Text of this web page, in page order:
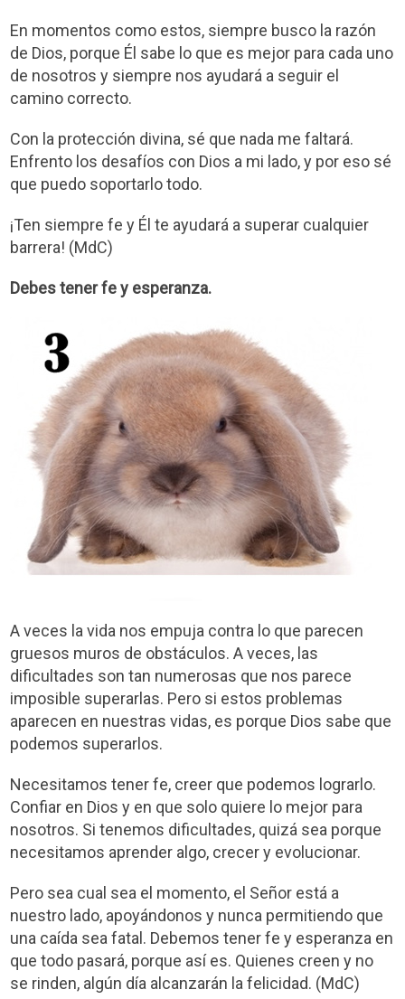
En momentos como estos, siempre busco la razón
de Dios, porque Él sabe lo que es mejor para cada uno
de nosotros y siempre nos ayudará a seguir el
camino correcto.
Con la protección divina, sé que nada me faltará.
Enfrento los desafíos con Dios a mi lado, y por eso sé
que puedo soportarlo todo.
¡Ten siempre fe y Él te ayudará a superar cualquier
barrera! (MdC)
Debes tener fe y esperanza.
A veces la vida nos empuja contra lo que parecen
gruesos muros de obstáculos. A veces, las
dificultades son tan numerosas que nos parece
imposible superarlas. Pero si estos problemas
aparecen en nuestras vidas, es porque Dios sabe que
podemos superarlos.
Necesitamos tener fe, creer que podemos lograrlo.
Confiar en Dios y en que solo quiere lo mejor para
nosotros. Si tenemos dificultades, quizá sea porque
necesitamos aprender algo, crecer y evolucionar.
Pero sea cual sea el momento, el Señor está a
nuestro lado, apoyándonos y nunca permitiendo que
una caída sea fatal. Debemos tener fe y esperanza en
que todo pasará, porque así es. Quienes creen y no
se rinden, algún día alcanzarán la felicidad. (MdC)